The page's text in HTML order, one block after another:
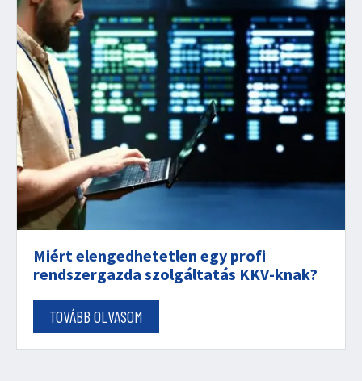
Miért elengedhetetlen egy profi
rendszergazda szolgáltatás KKV-knak?
TOVÁBB OLVASOM